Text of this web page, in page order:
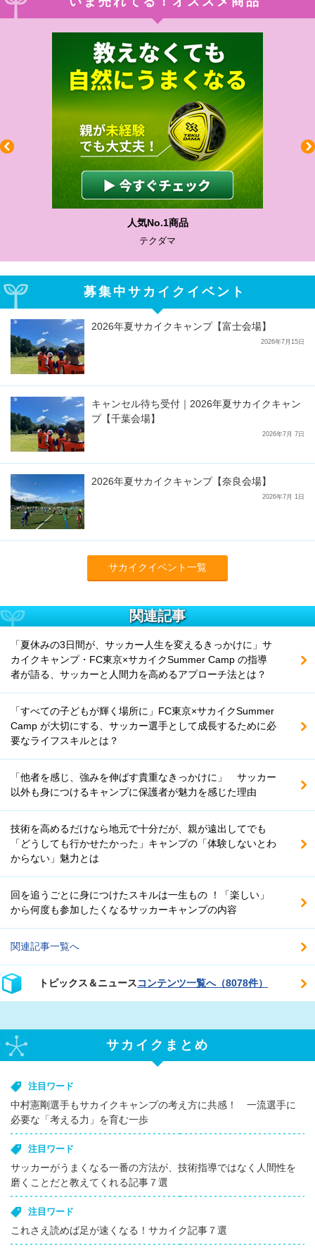
人気No.1商品
テクダマ
募集中サカイクイベント
2026年夏サカイクキャンプ【富士会場】
2026年7月15日
キャンセル待ち受付｜2026年夏サカイクキャン
プ【千葉会場】
2026年7月 7日
2026年夏サカイクキャンプ【奈良会場】
2026年7月 1日
サカイクイベント一覧
関連記事
「夏休みの3日間が、サッカー人生を変えるきっかけに」サ
カイクキャンプ・FC東京×サカイクSummer Camp の指導
者が語る、サッカーと人間力を高めるアプローチ法とは？
「すべての子どもが輝く場所に」FC東京×サカイクSummer
Camp が大切にする、サッカー選手として成長するために必
要なライフスキルとは？
「他者を感じ、強みを伸ばす貴重なきっかけに」 サッカー
以外も身につけるキャンプに保護者が魅力を感じた理由
技術を高めるだけなら地元で十分だが、親が遠出してでも
「どうしても行かせたかった」キャンプの「体験しないとわ
からない」魅力とは
回を追うごとに身につけたスキルは一生もの ！「楽しい」
から何度も参加したくなるサッカーキャンプの内容
関連記事一覧へ
トピックス＆ニュースコンテンツ一覧へ（8078件）
サカイクまとめ
注目ワード
中村憲剛選手もサカイクキャンプの考え方に共感！ 一流選手に
必要な「考える力」を育む一歩
注目ワード
サッカーがうまくなる一番の方法が、技術指導ではなく人間性を
磨くことだと教えてくれる記事７選
注目ワード
これさえ読めば足が速くなる！サカイク記事７選